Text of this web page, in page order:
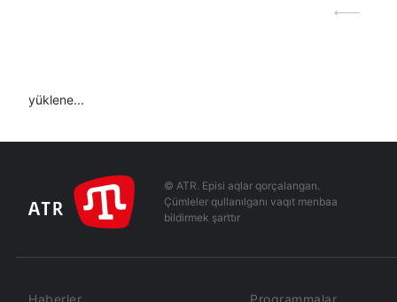
yüklene...
© ATR. Episi aqlar qorçalangan.
Çümleler qullanılganı vaqıt menbaa
bildirmek şarttır
Haberler Programmalar